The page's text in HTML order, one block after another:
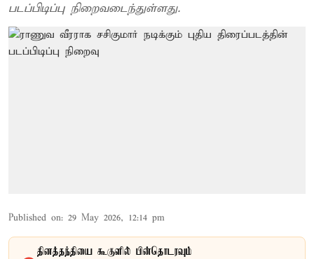
படப்பிடிப்பு நிறைவடைந்துள்ளது.
Published on: 29 May 2026, 12:14 pm
தினத்தந்தியை கூகுளில் பின்தொடரவும்